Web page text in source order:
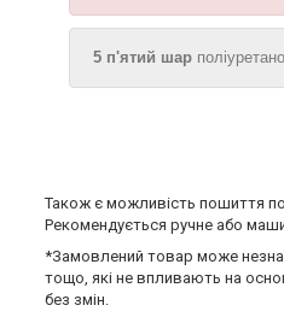
5 п'ятий шар
Також є можливість пошиття
Рекомендується ручне або
*Замовлений товар може
тощо, які не впливають на
без змін.